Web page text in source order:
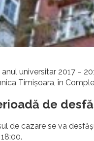
anul universitar 2017 –
Timișoara, în
de
de cazare se va